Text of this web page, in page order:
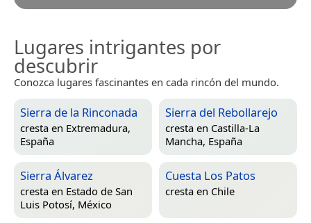
Lugares intrigantes por
descubrir
Conozca lugares fascinantes en cada rincón del mundo.
Sierra de la Rinconada
cresta en Extremadura,
España
Sierra del Rebollarejo
cresta en Castilla-La
Mancha, España
Sierra Álvarez
cresta en Estado de San
Luis Potosí, México
Cuesta Los Patos
cresta en Chile